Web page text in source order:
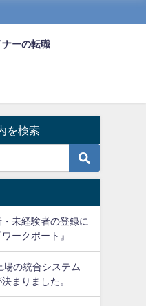
ーの転職
を検索
未経験者の登録に
ークポート』
の統合システム
まりました。